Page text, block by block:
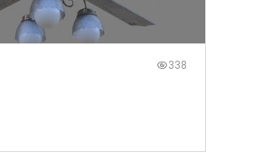
338